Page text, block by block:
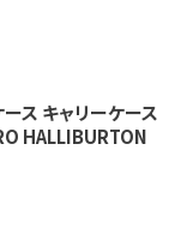
ス キャリーケース
HALLIBURTON